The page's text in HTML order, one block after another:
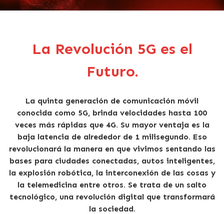
La Revolución 5G es el
Futuro.
La quinta generación de comunicación móvil
conocida como 5G, brinda velocidades hasta 100
veces más rápidas que 4G. Su mayor ventaja es la
baja latencia de alrededor de 1 milisegundo. Eso
revolucionará la manera en que vivimos sentando las
bases para ciudades conectadas, autos inteligentes,
la explosión robótica, la interconexión de las cosas y
la telemedicina entre otros. Se trata de un salto
tecnológico, una revolución digital que transformará
la sociedad.